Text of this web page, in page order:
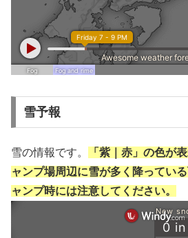
雪予報
雪の情報です。
「紫｜赤」の色が
ャンプ場周辺に雪が多く降ってい
ャンプ時には注意してください。